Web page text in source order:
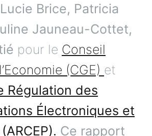
Lucie Brice, Patricia
Jauneau-Cottet,
pour le Conseil
(CGE) et
Régulation des
Électroniques et
Ce rapport